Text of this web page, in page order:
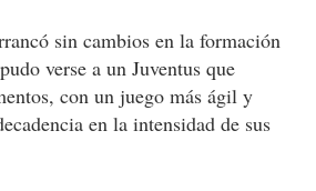
sin cambios en la formación
verse a un Juventus que
con un juego más ágil y
en la intensidad de sus